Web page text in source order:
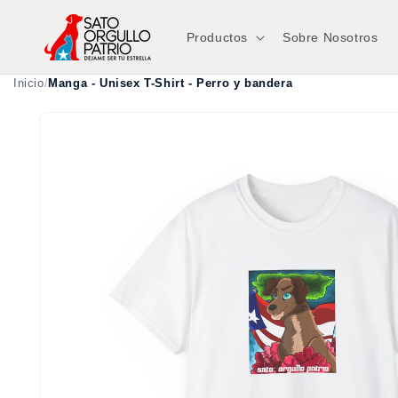
directamente
al contenido
Productos Sobre Nosotros
Inicio/Manga - Unisex T-Shirt - Perro y bandera